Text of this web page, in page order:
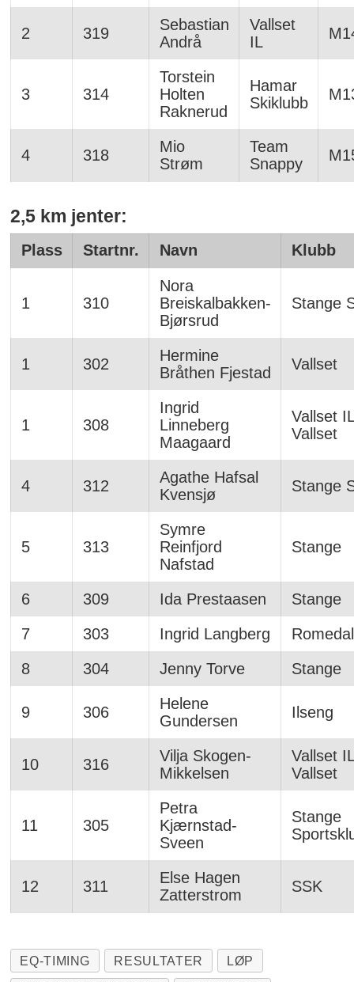
2 319
Sebastian
Andrå
Vallset
IL
3 314
Torstein
Holten
Raknerud
Hamar
Skiklubb
4 318
Mio
Strøm
Team
Snappy
2,5 km jenter:
Plass Startnr. Navn Klubb
1 310
Nora
Breiskalbakken-
Bjørsrud
Stange
1 302
Hermine
Bråthen Fjestad
Vallset
1 308
Ingrid
Linneberg
Maagaard
Vallset
Vallset
4 312
Agathe Hafsal
Kvensjø
Stange
5 313
Symre
Reinfjord
Nafstad
Stange
6 309 Ida Prestaasen
Stange
7
303 Ingrid Langberg
Romedal
8
304 Jenny Torve Stange
9 306
Helene
Gundersen
Ilseng
10 316
Vilja Skogen-
Mikkelsen
Vallset
Vallset
11 305
Petra
Kjærnstad-
Sveen
Stange
12 311
Else Hagen
Zatterstrom
SSK
EQ-TIMING RESULTATER LØP